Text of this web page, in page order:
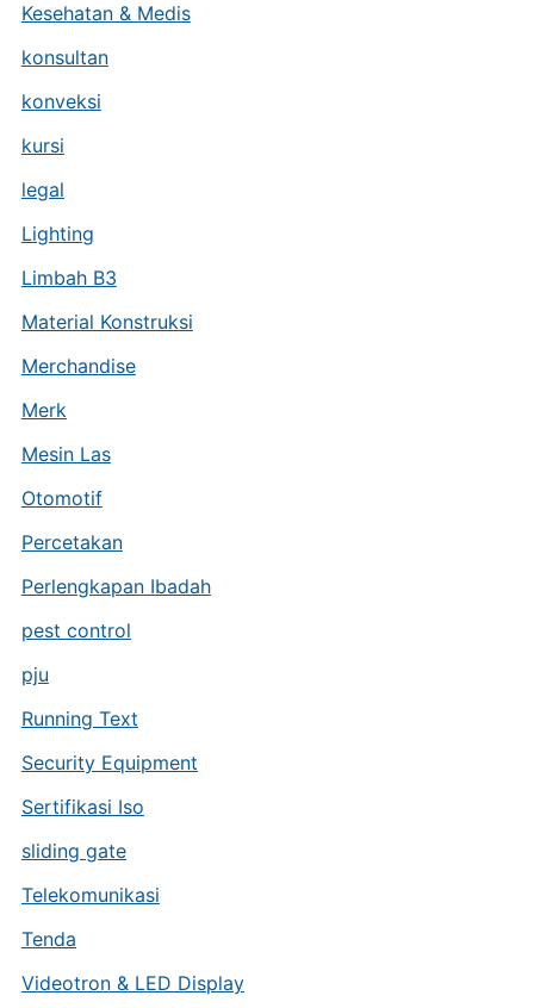
Kesehatan & Medis
konsultan
konveksi
kursi
legal
Lighting
Limbah B3
Material Konstruksi
Merchandise
Merk
Mesin Las
Otomotif
Percetakan
Perlengkapan Ibadah
pest control
pju
Running Text
Security Equipment
Sertifikasi Iso
sliding gate
Telekomunikasi
Tenda
Videotron & LED Display